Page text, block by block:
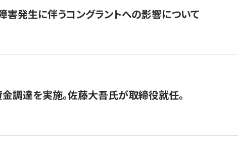
害発生に伴うコングラントへの影響について
調達を実施。佐藤大吾氏が取締役就任。